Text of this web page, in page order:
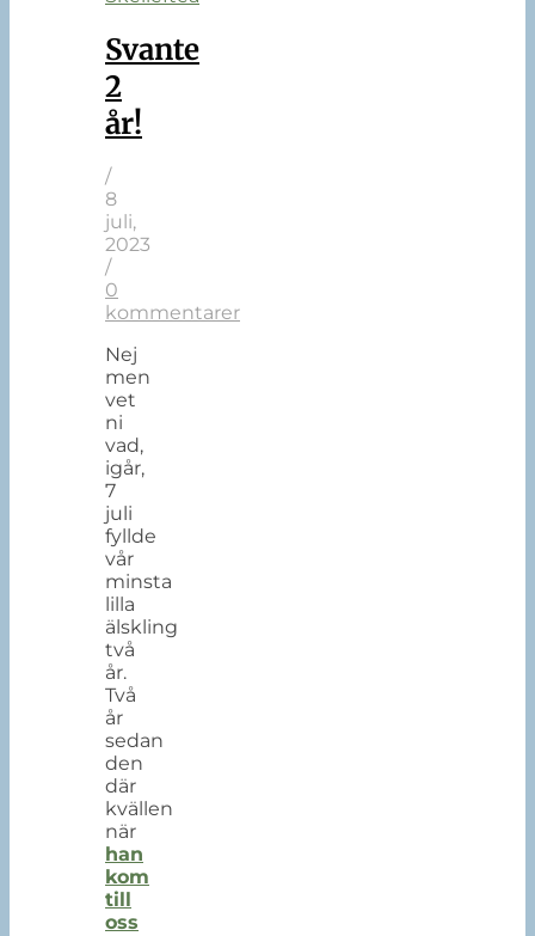
Svante
2
år!
/
8
juli,
2023
/
0
kommentarer
Nej
men
vet
ni
vad,
igår,
7
juli
fyllde
vår
minsta
lilla
älskling
två
år.
Två
år
sedan
den
där
kvällen
när
han
kom
till
oss